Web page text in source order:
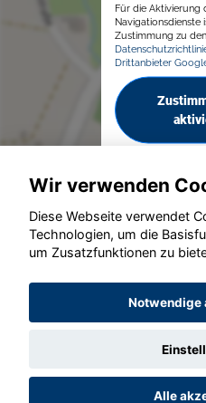
Für die Aktivierung
Navigationsdienste
Zustimmung zu den
Drittanbieter
©
Wir verwenden
Diese Webseite verwendet
Technologien, um die
um Zusatzfunktionen zu
Notwendige
Alle